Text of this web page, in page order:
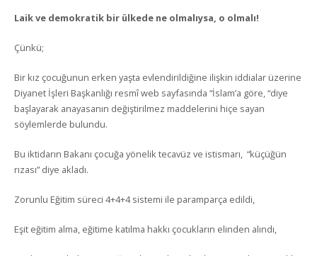
Laik ve demokratik bir ülkede ne olmalıysa, o olmalı!
Çünkü;
Bir kız çocuğunun erken yaşta evlendirildiğine ilişkin iddialar üzerine
Diyanet İşleri Başkanlığı resmî web sayfasında “İslam’a göre, “diye
başlayarak anayasanın değiştirilmez maddelerini hiçe sayan
söylemlerde bulundu.
Bu iktidarın Bakanı çocuğa yönelik tecavüz ve istismarı, “küçüğün
rızası” diye akladı.
Zorunlu Eğitim süreci 4+4+4 sistemi ile paramparça edildi,
Eşit eğitim alma, eğitime katılma hakkı çocukların elinden alındı,